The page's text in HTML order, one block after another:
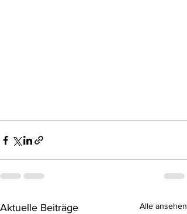
Aktuelle Beiträge Alle ansehen